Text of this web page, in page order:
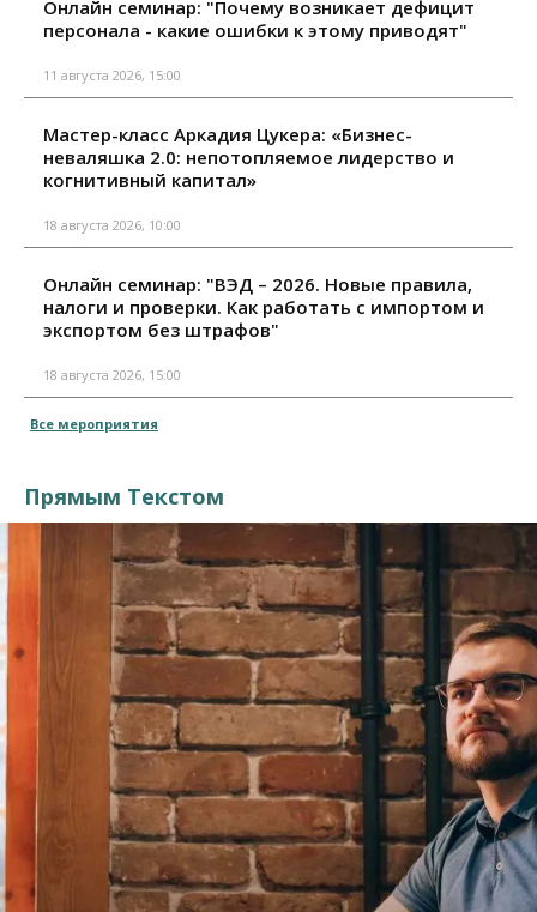
Онлайн семинар: "Почему возникает дефицит
персонала - какие ошибки к этому приводят"
11 августа 2026, 15:00
Мастер-класс Аркадия Цукера: «Бизнес-
неваляшка 2.0: непотопляемое лидерство и
когнитивный капитал»
18 августа 2026, 10:00
Онлайн семинар: "ВЭД – 2026. Новые правила,
налоги и проверки. Как работать с импортом и
экспортом без штрафов"
18 августа 2026, 15:00
Все мероприятия
Прямым Текстом